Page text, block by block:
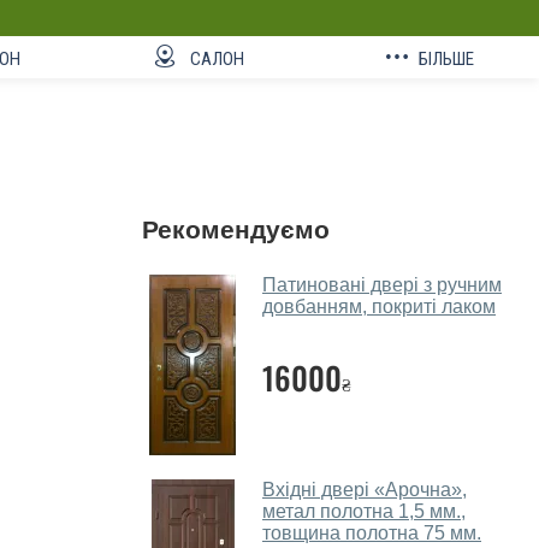
САЛОН БІЛЬШЕ
Рекомендуємо
Патиновані двері з ручним
довбанням, покриті лаком
16000₴
Вхідні двері «Арочна»,
метал полотна 1,5 мм.,
товщина полотна 75 мм.